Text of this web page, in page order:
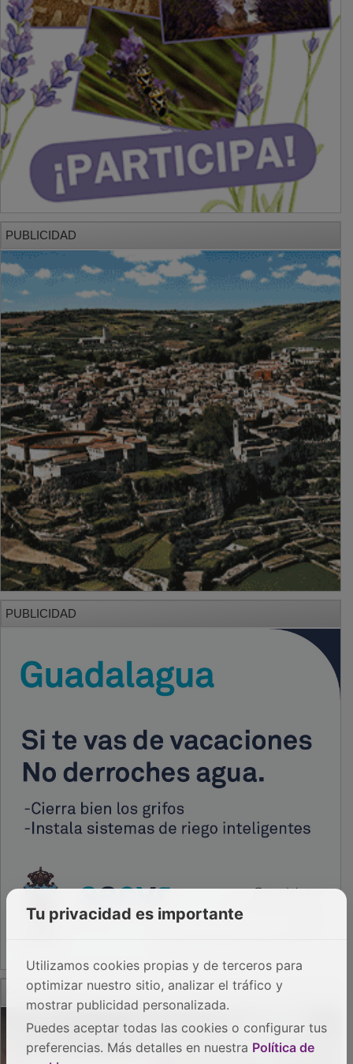
PUBLICIDAD
PUBLICIDAD
Tu privacidad es importante
Utilizamos cookies propias y de terceros para
optimizar nuestro sitio, analizar el tráfico y
mostrar publicidad personalizada.
Puedes aceptar todas las cookies o configurar tus
preferencias. Más detalles en nuestra Política de